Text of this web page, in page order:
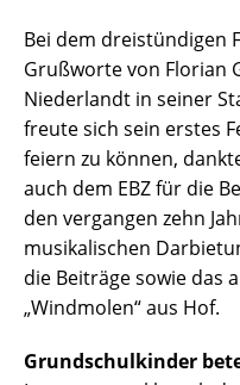
Bei dem dreistündigen
Grußworte von Florian
Niederlandt in seiner
freute sich sein erstes
feiern zu können,
auch dem EBZ für die
den vergangen zehn
musikalischen
die Beiträge sowie das
„Windmolen“ aus Hof.
Grundschulkinder